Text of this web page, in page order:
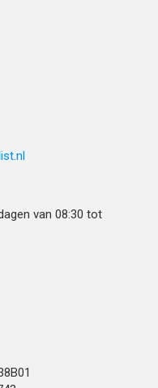
van 08:30 tot